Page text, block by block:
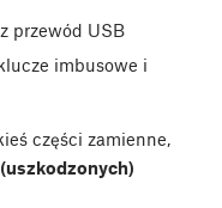
przewód USB
imbusowe i
części zamienne,